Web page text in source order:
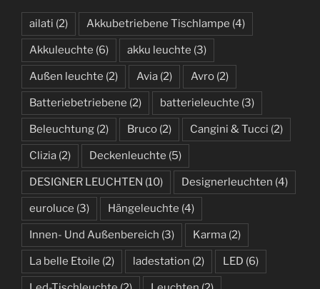
v
ailati (2) Akkubetriebene Tischlampe (4)
Akkuleuchte (6) akku leuchte (3)
Außen leuchte (2) Avia (2) Avro (2)
Batteriebetriebene (2) batterieleuchte (3)
Beleuchtung (2) Bruco (2) Cangini & Tucci (2)
Clizia (2) Deckenleuchte (5)
DESIGNER LEUCHTEN (10) Designerleuchten (4)
euroluce (3) Hängeleuchte (4)
Innen- Und Außenbereich (3) Karma (2)
La belle Etoile (2) ladestation (2) LED (6)